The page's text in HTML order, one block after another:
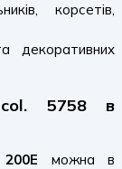
корсетів,
декоративних
col. 5758 в
можна в